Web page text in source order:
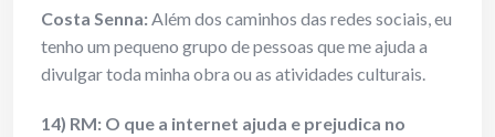
Costa Senna:Além dos caminhos das redes sociais, eu
tenho um pequeno grupo de pessoas que me ajuda a
divulgar toda minha obra ou as atividades culturais.
14) RM: O que a internet ajuda e prejudica no